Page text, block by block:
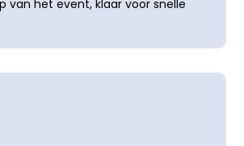
van het event, klaar voor snelle